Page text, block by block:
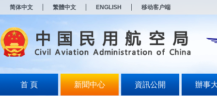
简体中文 繁體中文 ENGLISH 移动客户端
首 頁 新聞中心 資訊公開 辦事
打
开
无
障
说